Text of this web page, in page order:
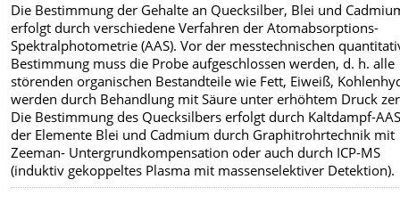
Die Bestimmung der Gehalte an Quecksilber, Blei und
erfolgt durch verschiedene Verfahren der Atomabsorptions-
Spektralphotometrie (AAS). Vor der messtechnischen
Bestimmung muss die Probe aufgeschlossen werden, d. h. alle
störenden organischen Bestandteile wie Fett, Eiweiß,
werden durch Behandlung mit Säure unter erhöhtem Druck
Die Bestimmung des Quecksilbers erfolgt durch Kaltdampf-
der Elemente Blei und Cadmium durch Graphitrohrtechnik mit
Zeeman- Untergrundkompensation oder auch durch ICP-MS
(induktiv gekoppeltes Plasma mit massenselektiver Detektion).